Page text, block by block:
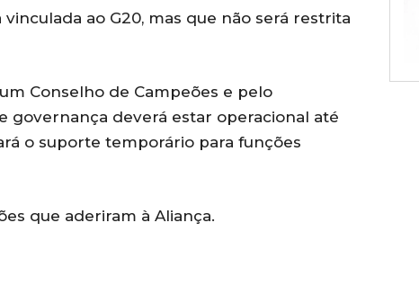
ao G20, mas que não será restrita
Conselho de Campeões e pelo
governança deverá estar operacional até
o suporte temporário para funções
que aderiram à Aliança.